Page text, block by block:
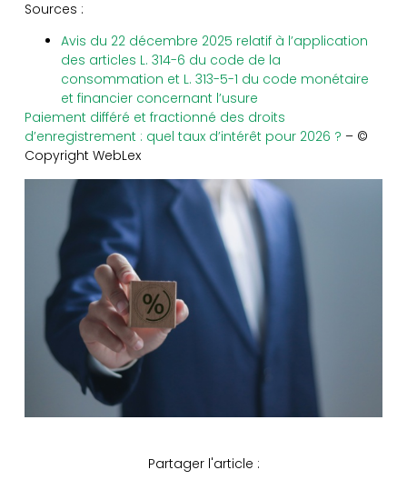
Sources :
Avis du 22 décembre 2025 relatif à l’application
des articles L. 314-6 du code de la
consommation et L. 313-5-1 du code monétaire
et financier concernant l’usure
Paiement différé et fractionné des droits
d’enregistrement : quel taux d’intérêt pour 2026 ? – ©
Copyright WebLex
Partager l'article :